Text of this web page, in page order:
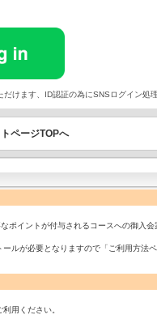
ます、ID認証の為にSNSログイン処
ページTOPへ
ポイントが付与されるコースへの御入会
ルが必要となりますので「ご利用方法
用ください。